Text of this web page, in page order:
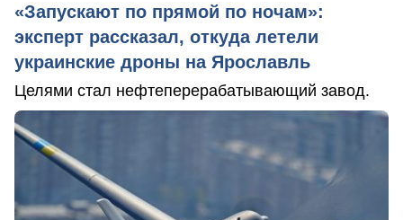
«Запускают по прямой по ночам»:
эксперт рассказал, откуда летели
украинские дроны на Ярославль
Целями стал нефтеперерабатывающий завод.